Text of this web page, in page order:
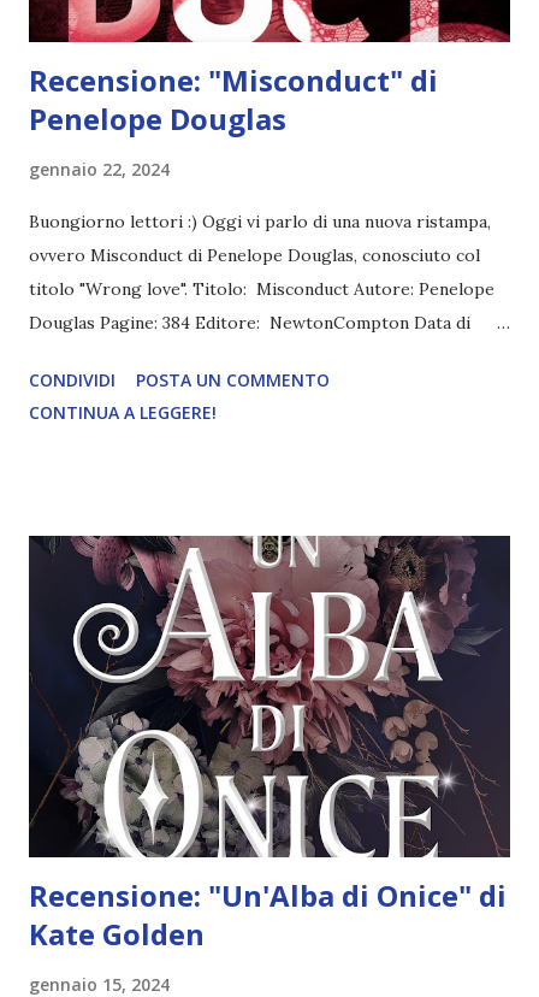
Recensione: "Misconduct" di
Penelope Douglas
gennaio 22, 2024
Buongiorno lettori :) Oggi vi parlo di una nuova ristampa,
ovvero Misconduct di Penelope Douglas, conosciuto col
titolo "Wrong love". Titolo: Misconduct Autore: Penelope
Douglas Pagine: 384 Editore: NewtonCompton Data di
tennis Easton Bradbury sta facendo del suo meglio per
essere una brava insegnante: cerca di risvegliare l'interesse
durante un incontro genitori-insegnanti accade qualcosa di
imprevisto, destinato a riportare scompiglio nella sua vita.
Tyler Marek è un uomo affascinante, con bellissimi occhi
grigio-azzurri, e per Easton non è difficile capire come mai
suo figlio sia un ragazzino ribelle. Tyler, infatti, sa gestire
gli affari, ma non se la cava altrettanto bene con gli
adolescenti. L'attrazione tra Easton e Tyle...
CONDIVIDI
POSTA UN COMMENTO
CONTINUA A LEGGERE!
Recensione: "Un'Alba di Onice" di
Kate Golden
gennaio 15, 2024